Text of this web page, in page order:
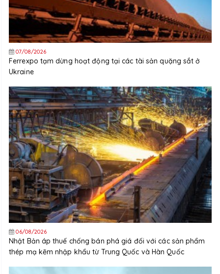
07/08/2026
Ferrexpo tạm dừng hoạt động tại các tài sản quặng sắt ở
Ukraine
06/08/2026
Nhật Bản áp thuế chống bán phá giá đối với các sản phẩm
thép mạ kẽm nhập khẩu từ Trung Quốc và Hàn Quốc